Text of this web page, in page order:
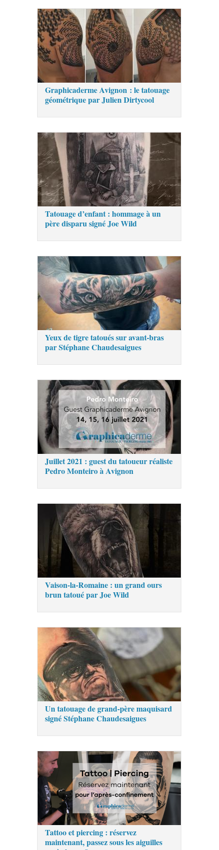
Graphicaderme Avignon : le tatouage
géométrique par Julien Dirtycool
Tatouage d’enfant : hommage à un
père disparu signé Joe Wild
Yeux de tigre tatoués sur avant-bras
par Stéphane Chaudesaigues
Juillet 2021 : guest du tatoueur réaliste
Pedro Monteiro à Avignon
Vaison-la-Romaine : un grand ours
brun tatoué par Joe Wild
Un tatouage de grand-père maquisard
signé Stéphane Chaudesaigues
Tattoo et piercing : réservez
maintenant, passez sous les aiguilles